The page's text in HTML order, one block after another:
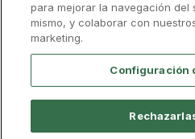
Campus Virtual
Alumni
Tutorías Personales
para mejorar la navegación del
mismo, y colaborar con
marketing.
Configuración